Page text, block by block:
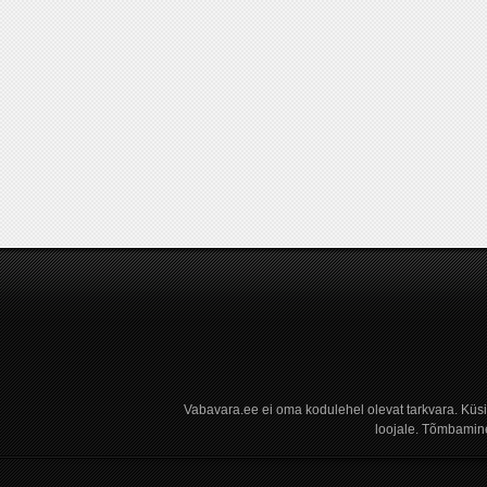
Vabavara.ee ei oma kodulehel olevat tarkvara.
loojale.